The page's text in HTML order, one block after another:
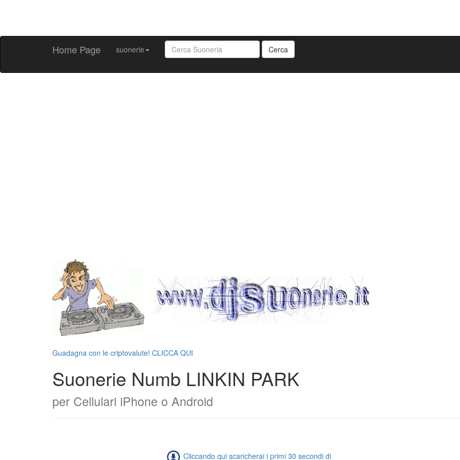
Home Page suonerie Cerca
Guadagna con le criptovalute! CLICCA QUI
Suonerie Numb LINKIN PARK
per Cellulari iPhone o Android
Cliccando qui scaricherai i primi 30 secondi di